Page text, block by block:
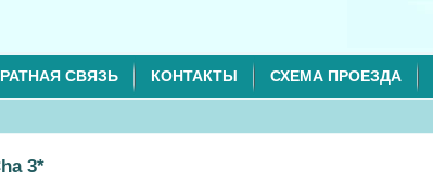
СВЯЗЬ КОНТАКТЫ СХЕМА ПРОЕЗДА
3*